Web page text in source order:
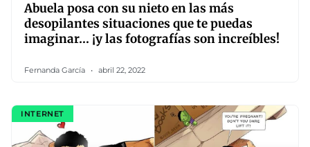
Abuela posa con su nieto en las más
desopilantes situaciones que te puedas
imaginar… ¡y las fotografías son increíbles!
Fernanda García abril 22, 2022
INTERNET